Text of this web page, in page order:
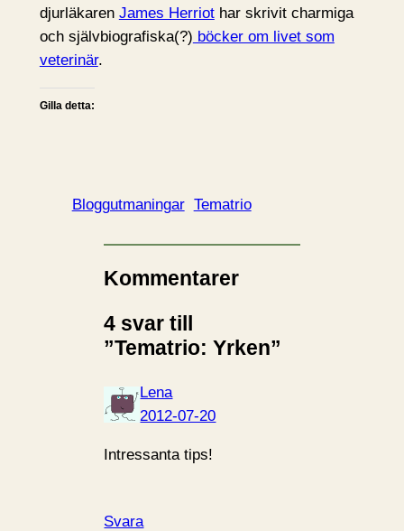
djurläkaren James Herriothar skrivit charmiga
och självbiografiska(?) böcker om livet som
veterinär.
Gilla detta:
Bloggutmaningar Tematrio
Kommentarer
4 svar till
”Tematrio: Yrken”
Lena
2012-07-20
Intressanta tips!
Svara